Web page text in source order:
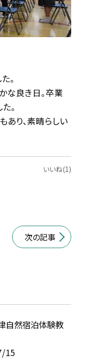
。
な良き日。卒業
。
あり、素晴らしい
いいね(1)
次の記事
自然宿泊体験教
15